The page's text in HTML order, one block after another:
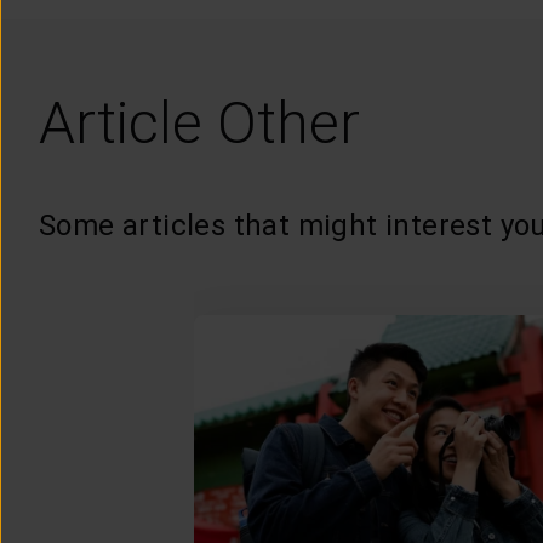
Article Other
Some articles that might interest